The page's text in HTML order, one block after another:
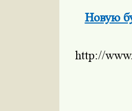
Новую
http://